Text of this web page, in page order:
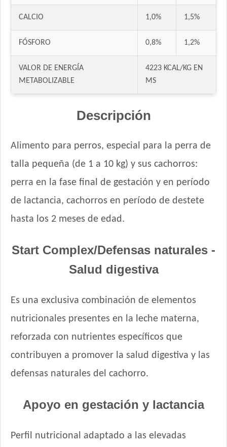
HOP! Perro Cachorro Pequeño
Handler Perro Cachorro
Inﬁnity Perro Adulto de Raza Pequeña
Keiko Perro Adulto de Raza Pequeña
Ken-L Perro Cachorro de Razas Pequeñas
Kongo Gold Perro Adulto de Razas Pequeñas
Kongo Perro Adulto de Razas Pequeñas
Kongo Perro Cachorro Todas las Razas
Maintenance Criadores Perro Adulto Razas Pequeñas
Max Pet Perro Cachorro
Maxxium Perro Cachorro
Maxxium Perrro Cachorro Pollo de Campo y Arroz
MisterPet Perro Cachorro
Montañés Perro Cachorro
Nature Perro Adulto de Raza Pequeña
Nature Perro Cachorro Pequeño y Mediano
NutriCare Perro Cachorro
Nutribon Plus Perro Cachorro
CALCIO 1,0% 1,5%
FÓSFORO 0,8% 1,2%
VALOR DE ENERGÍA
METABOLIZABLE
4223 KCAL/KG EN
MS
Descripción
Alimento para perros, especial para la perra de
talla pequeña (de 1 a 10 kg) y sus cachorros:
perra en la fase final de gestación y en período
de lactancia, cachorros en período de destete
hasta los 2 meses de edad.
Start Complex/Defensas naturales -
Salud digestiva
Es una exclusiva combinación de elementos
nutricionales presentes en la leche materna,
reforzada con nutrientes específicos que
contribuyen a promover la salud digestiva y las
defensas naturales del cachorro.
Apoyo en gestación y lactancia
Perfil nutricional adaptado a las elevadas